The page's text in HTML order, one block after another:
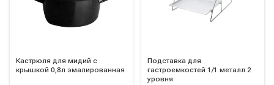
Кастрюля для мидий с
крышкой 0,8л эмалированная
Подставка для
гастроемкостей 1/1 металл 2
уровня